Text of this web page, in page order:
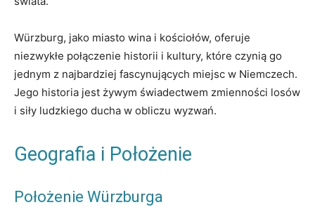
Würzburg, jako miasto wina i kościołów, oferuje
niezwykłe połączenie historii i kultury, które czynią go
jednym z najbardziej fascynujących miejsc w Niemczech.
Jego historia jest żywym świadectwem zmienności losów
i siły ludzkiego ducha w obliczu wyzwań.
Geografia i Położenie
Położenie Würzburga